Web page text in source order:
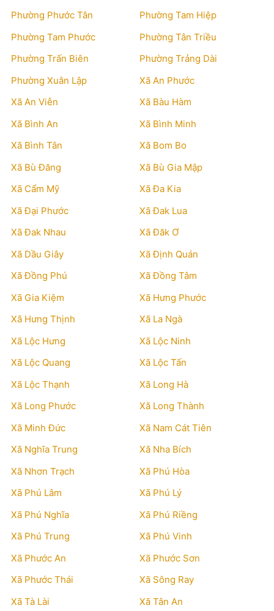
Phường Phước Tân
Phường Tam Hiệp
Phường Tam Phước
Phường Tân Triều
Phường Trấn Biên
Phường Trảng Dài
Phường Xuân Lập
Xã An Phước
Xã An Viễn
Xã Bàu Hàm
Xã Bình An
Xã Bình Minh
Xã Bình Tân
Xã Bom Bo
Xã Bù Đăng
Xã Bù Gia Mập
Xã Cẩm Mỹ
Xã Đa Kia
Xã Đại Phước
Xã Đak Lua
Xã Đak Nhau
Xã Đăk Ơ
Xã Dầu Giây
Xã Định Quán
Xã Đồng Phú
Xã Đồng Tâm
Xã Gia Kiệm
Xã Hưng Phước
Xã Hưng Thịnh
Xã La Ngà
Xã Lộc Hưng
Xã Lộc Ninh
Xã Lộc Quang
Xã Lộc Tấn
Xã Lộc Thạnh
Xã Long Hà
Xã Long Phước
Xã Long Thành
Xã Minh Đức
Xã Nam Cát Tiên
Xã Nghĩa Trung
Xã Nha Bích
Xã Nhơn Trạch
Xã Phú Hòa
Xã Phú Lâm
Xã Phú Lý
Xã Phú Nghĩa
Xã Phú Riềng
Xã Phú Trung
Xã Phú Vinh
Xã Phước An
Xã Phước Sơn
Xã Phước Thái
Xã Sông Ray
Xã Tà Lài
Xã Tân An